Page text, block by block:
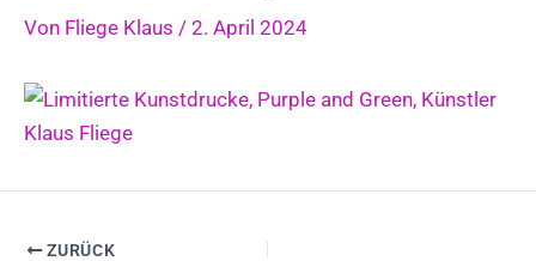
Von Fliege Klaus / 2. April 2024
ZURÜCK